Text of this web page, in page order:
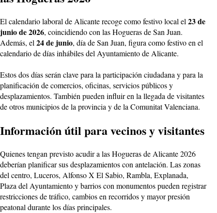
El calendario laboral de Alicante recoge como festivo local el 23 de
junio de 2026, coincidiendo con las Hogueras de San Juan.
Además, el 24 de junio, día de San Juan, figura como festivo en el
calendario de días inhábiles del Ayuntamiento de Alicante.
Estos dos días serán clave para la participación ciudadana y para la
planificación de comercios, oficinas, servicios públicos y
desplazamientos. También pueden influir en la llegada de visitantes
de otros municipios de la provincia y de la Comunitat Valenciana.
Información útil para vecinos y visitantes
Quienes tengan previsto acudir a las Hogueras de Alicante 2026
deberían planificar sus desplazamientos con antelación. Las zonas
del centro, Luceros, Alfonso X El Sabio, Rambla, Explanada,
Plaza del Ayuntamiento y barrios con monumentos pueden registrar
restricciones de tráfico, cambios en recorridos y mayor presión
peatonal durante los días principales.